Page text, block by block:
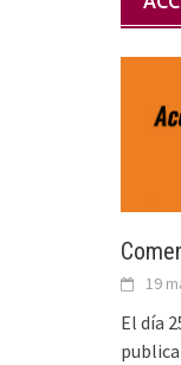
19
El día